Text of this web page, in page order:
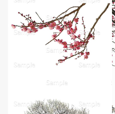
無料ダウンロード